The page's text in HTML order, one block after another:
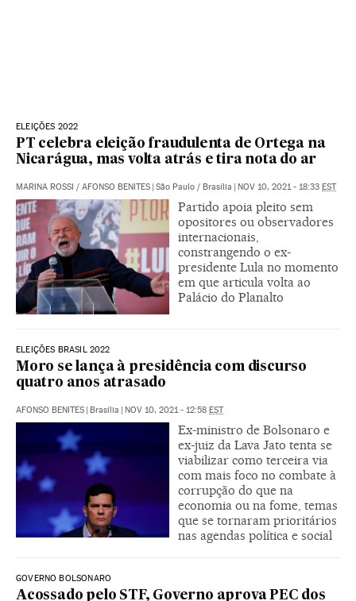
ELEIÇÕES 2022
PT celebra eleição fraudulenta de Ortega na
Nicarágua, mas volta atrás e tira nota do ar
MARINA ROSSI / AFONSO BENITES São Paulo / Brasília NOV 10, 2021 - 18:33 EST
Partido apoia pleito sem
opositores ou observadores
internacionais,
constrangendo o ex-
presidente Lula no momento
em que articula volta ao
Palácio do Planalto
ELEIÇÕES BRASIL 2022
Moro se lança à presidência com discurso
quatro anos atrasado
AFONSO BENITES | Brasília | NOV 10, 2021 - 12:58 EST
Ex-ministro de Bolsonaro e
ex-juiz da Lava Jato tenta se
viabilizar como terceira via
com mais foco no combate à
corrupção do que na
economia ou na fome, temas
que se tornaram prioritários
nas agendas política e social
GOVERNO BOLSONARO
Acossado pelo STF, Governo aprova PEC dos